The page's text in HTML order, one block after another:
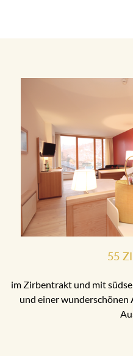
55
im Zirbentrakt und mit
und einer wunderschönen